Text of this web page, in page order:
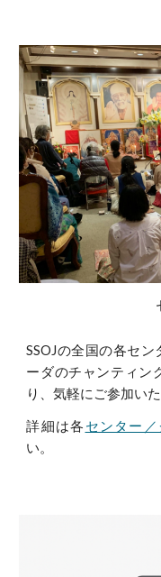
SSOJの全国の各セ
ーダのチャンティン
り、気軽にご参加いた
詳細は各 センター
い。